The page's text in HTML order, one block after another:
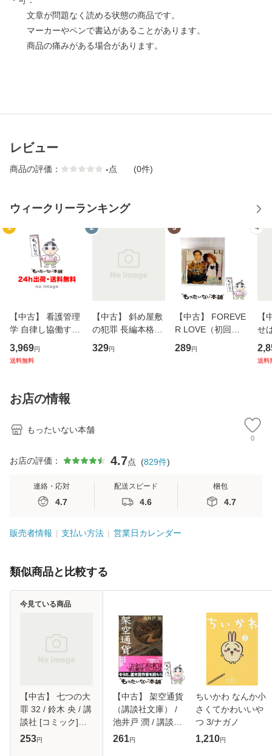
文章が問題なく読める状態の商品です。
マーカーやペンで書込があることがあります。
商品の痛みがある場合があります。
レビュー
商品の評価： -点 (0件)
ウィークリーランキング
1
【中古】 看護管理
学 自律し協働する
専門職の看護マネ
ジメントスキル 改
恵 藤本幸三 / 南江
堂 [単行
3,969円
送料無料
2
【中古】 斜め屋敷
の犯罪 長編本格推
理小説 (光文社文
庫) / 島田荘司 / 光
329円
3
【中古】 FOREVE
R LOVE（初回生
産限定盤） / 清水
翔太×加藤ミリヤ /
289円
4
【
せ
タ
送料
お店の情報
もったいない本舗
0
お店の評価： 4.7点 (829件)
連絡・応対
4.7
配送スピード
4.6
梱包
4.7
販売者情報 支払い方法 営業日カレンダー
類似商品と比較する
【中古】 七つの大
罪 32 / 鈴木 央 / 講
談社 [コミック]
【メール便送料無
253円
今見ている商品
【中古】 架空通貨
（講談社文庫） /
池井戸 潤 / 講談社
[文庫]【メール便送
261円
ちいかわ なんか小
さくてかわいいや
つ 3/ナガノ
1,210円